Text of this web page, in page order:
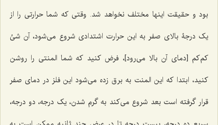
بود و حقیقت اینها مختلف نخواهد شد. وقتی که شما حرارتی را از
یک درجۀ بالاى صفر به این حرارت اشتدادى شروع مى‌شود، آن شئ
کم‌کم [دمای آن بالا می‌رود]، فرض کنید که شما المنتی را روشن
کنید، ابتدا که این المنت به برق زده مى‌شود این فلز در دماى صفر
قرار گرفته است بعد شروع مى‌کند به گرم شدن، یک درجه، دو درجه،